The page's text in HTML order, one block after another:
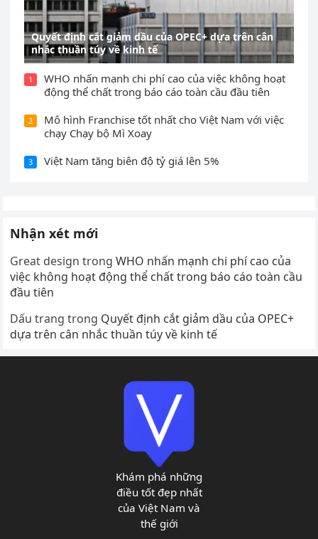
Quyết định cắt giảm dầu của OPEC+ dựa trên cân
nhắc thuần túy về kinh tế
1
WHO nhấn mạnh chi phí cao của việc không hoạt
động thể chất trong báo cáo toàn cầu đầu tiên
2
Mô hình Franchise tốt nhất cho Việt Nam với việc
chạy Chạy bộ Mì Xoay
3 Việt Nam tăng biên độ tỷ giá lên 5%
Nhận xét mới
Great design trongWHO nhấn mạnh chi phí cao của
việc không hoạt động thể chất trong báo cáo toàn cầu
đầu tiên
Dấu trang trong Quyết định cắt giảm dầu của OPEC+
dựa trên cân nhắc thuần túy về kinh tế
Khám phá những
điều tốt đẹp nhất
của Việt Nam và
thế giới